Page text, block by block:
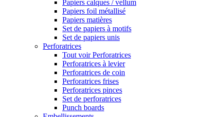
Papiers calques / vellum
Papiers foil métallisé
Papiers matières
Set de papiers à motifs
Set de papiers unis
Perforatrices
Tout voir Perforatrices
Perforatrices à levier
Perforatrices de coin
Perforatrices frises
Perforatrices pinces
Set de perforatrices
Punch boards